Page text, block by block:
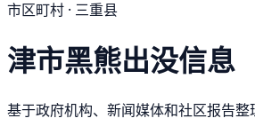
市区町村 · 三重县
津市黑熊出没信息
基于政府机构、新闻媒体和社区报告整